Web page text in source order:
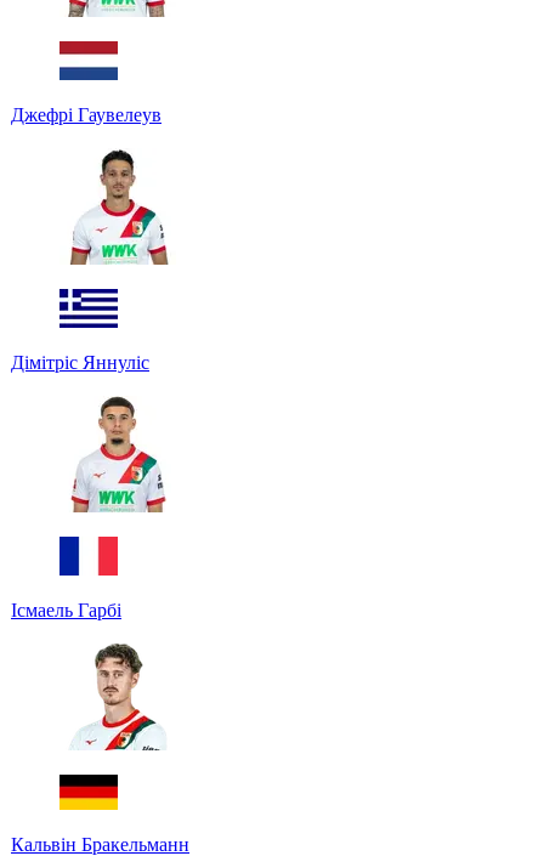
Джефрі Гаувелеув
Дімітріс Яннуліс
Ісмаель Гарбі
Кальвін Бракельманн